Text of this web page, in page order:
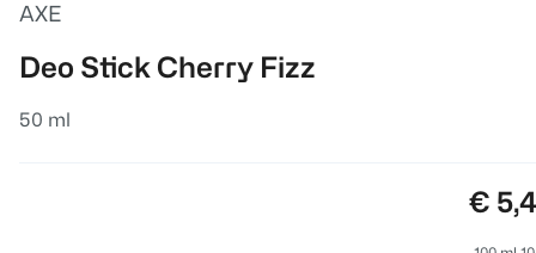
AXE
Deo Stick Cherry Fizz
50 ml
€